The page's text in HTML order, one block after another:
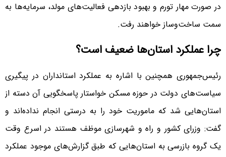
در صورت مهار تورم و بهبود بازدهی فعالیت‌‌‌های مولد، سرمایه‌‌‌ها به
سمت ساخت‌وساز خواهند رفت.
چرا عملکرد استان‌‌‌ها ضعیف است؟
رئیس‌‌‌جمهوری همچنین با اشاره به عملکرد استانداران در پیگیری
سیاست‌‌‌های دولت در حوزه مسکن خواستار پاسخگویی آن دسته از
استان‌‌‌هایی شد که ماموریت خود را به درستی انجام نداده‌‌‌اند و
گفت: وزرای کشور و راه و شهرسازی موظف هستند در اسرع وقت
یک گروه بازرسی به استان‌‌‌هایی که طبق گزارش‌های موجود عملکرد